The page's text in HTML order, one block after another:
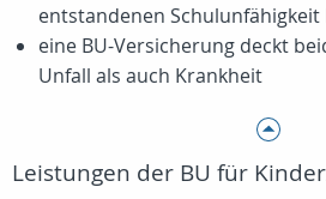
entstandenen Schulunfähigkeit
eine BU-Versicherung deckt
Unfall als auch Krankheit
Leistungen der BU für